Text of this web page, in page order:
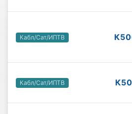
Кабл/Сат/ИПТВ
Кабл/Сат/ИПТВ